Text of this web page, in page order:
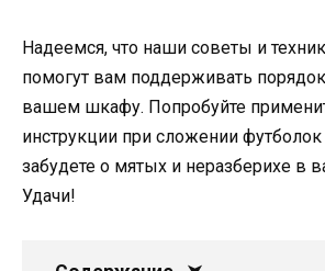
Надеемся, что наши советы и
помогут вам поддерживать
вашем шкафу. Попробуйте
инструкции при сложении
забудете о мятых и неразберихе в
Удачи!